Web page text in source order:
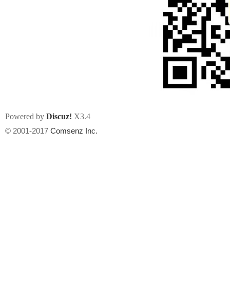
Powered by Discuz! X3.4
© 2001-2017 Comsenz Inc.